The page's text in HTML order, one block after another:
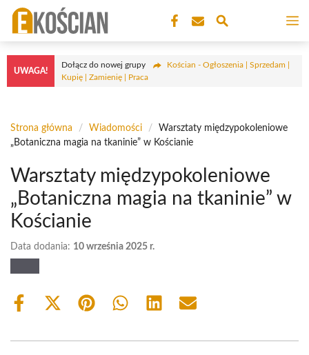
Przejdź
treści
UWAGA!
Dołącz do nowej grupy
Kościan - Ogłoszenia | Sprzedam |
Kupię | Zamienię | Praca
Strona główna / Wiadomości /
Warsztaty międzypokoleniowe
„Botaniczna magia na tkaninie” w Kościanie
Warsztaty międzypokoleniowe
„Botaniczna magia na tkaninie” w
Kościanie
Data dodania: 10 września 2025 r.
Share
Share
(Twitter)
Share Share Share Share